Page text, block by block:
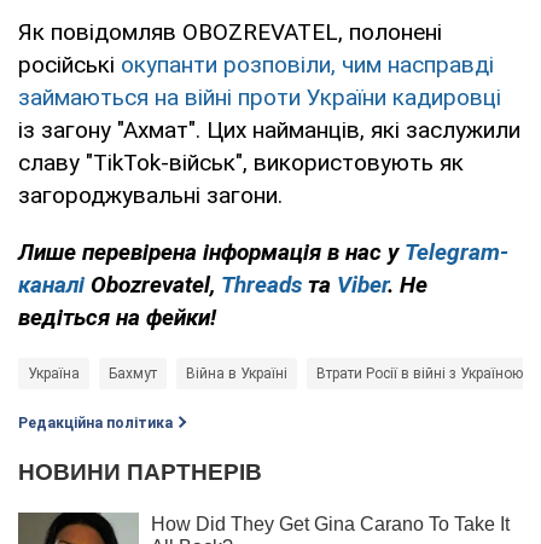
Як повідомляв OBOZREVATEL, полонені
російські окупанти розповіли, чим насправді
займаються на війні проти України кадировці
із загону "Ахмат". Цих найманців, які заслужили
славу "TikTok-військ", використовують як
загороджувальні загони.
Лише перевірена інформація в нас у Telegram-
каналі Obozrevatel, Threads та Viber. Не
ведіться на фейки!
Україна Бахмут Війна в Україні Втрати Росії в війні з Україною
Редакційна політика